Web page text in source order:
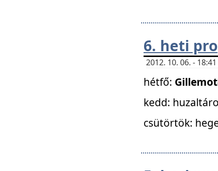
6. heti
2012. 10. 06. -
hétfő:
kedd:
csütörtök: